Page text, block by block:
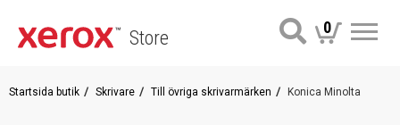
Store 0
Startsida butik Skrivare Till övriga skrivarmärken Konica Minolta